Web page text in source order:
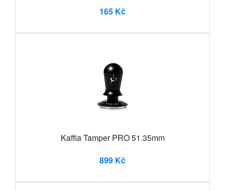
165 Kč
Kaffia Tamper PRO 51.35mm
899 Kč